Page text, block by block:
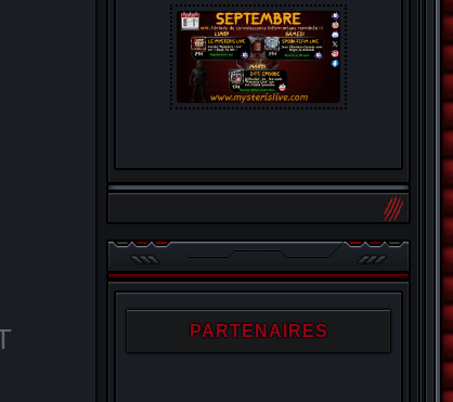
PARTENAIRES